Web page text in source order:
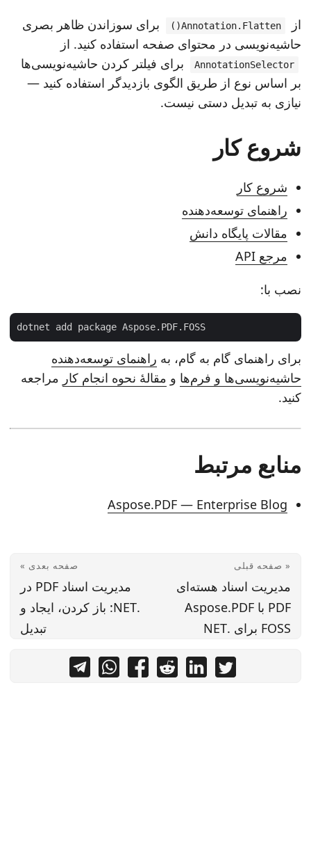
از Annotation.Flatten()
برای سوزاندن ظاهر بصری
حاشیه‌نویسی در محتوای صفحه استفاده کنید. از
AnnotationSelector
برای فیلتر کردن حاشیه‌نویسی‌ها
بر اساس نوع از طریق الگوی بازدیدگر استفاده کنید —
نیازی به تبدیل دستی نیست.
شروع کار
شروع کار
راهنمای توسعه‌دهنده
مقالات پایگاه دانش
مرجع API
نصب با:
dotnet add package Aspose.PDF.FOSS
برای راهنمای گام به گام، بهراهنمای توسعه‌دهنده
حاشیه‌نویسی‌ها و فرم‌هاومقالهٔ نحوه انجام کارمراجعه
کنید.
منابع مرتبط
Aspose.PDF — Enterprise Blog
« صفحه قبلی
مدیریت اسناد هسته‌ای
PDF با Aspose.PDF
FOSS برای .NET
صفحه بعدی »
مدیریت اسناد PDF در
.NET: باز کردن، ایجاد و
تبدیل